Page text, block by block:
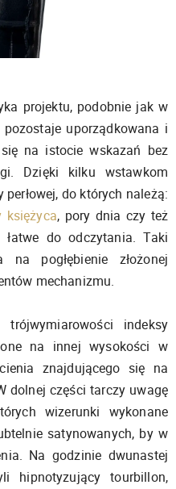
projektu, podobnie jak w
uporządkowana i
na istocie wskazań bez
Dzięki kilku wstawkom
do których należą:
księżyca, pory dnia czy też
do odczytania. Taki
pogłębienie złożonej
mechanizmu.
indeksy
na innej wysokości w
znajdującego się na
dolnej części tarczy uwagę
wizerunki wykonane
satynowanych, by w
Na godzinie dwunastej
hipnotyzujący tourbillon,